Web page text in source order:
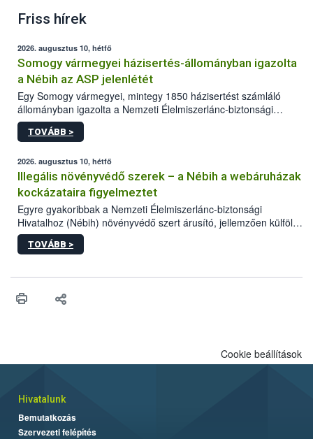
Friss hírek
2026. augusztus 10, hétfő
Somogy vármegyei házisertés-állományban igazolta
a Nébih az ASP jelenlétét
Egy Somogy vármegyei, mintegy 1850 házisertést számláló
állományban igazolta a Nemzeti Élelmiszerlánc-biztonsági
Hivatal (Nébih) laboratóriuma az afrikai sertéspestis (ASP) vírus
jelenlétét. Az országos főállatorvos azonnal elrendelte a
terjedésének megakadályozása érdekében. A sertéstartók
számára kiemelten fontos a járványvédelmi előírások szigorú
betartása.
TOVÁBB >
2026. augusztus 10, hétfő
Illegális növényvédő szerek – a Nébih a webáruházak
kockázataira figyelmeztet
Egyre gyakoribbak a Nemzeti Élelmiszerlánc-biztonsági
Hivatalhoz (Nébih) növényvédő szert árusító, jellemzően külföldi
honlapok kapcsán érkező bejelentések. Emellett az ilyen
termékeket kínáló kéretlen online reklámok mennyisége is
összegyűjtötte az illegális növényvédő szerek kapcsán
vásárlás kockázatait.
TOVÁBB >
Cookie beállítások
Hivatalunk
Bemutatkozás
Szervezeti felépítés